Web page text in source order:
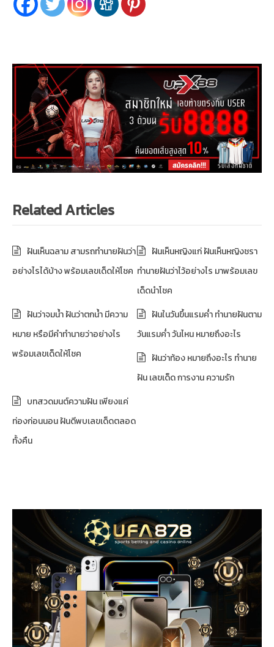
Related Articles
ฝันเห็นฉลาม สามรถทำนายฝันว่า
อย่างไรได้บ้าง พร้อมเลขเด็ดให้โชค
ฝันเห็นหญิงแก่ ฝันเห็นหญิงชรา
ทำนายฝันว่าไว้อย่างไร มาพร้อมเลข
เด็ดนำโชค
ฝันว่าจมน้ำ ฝันว่าตกน้ำ มีความ
หมาย หรือมีคำทำนายว่าอย่างไร
พร้อมเลขเด็ดให้โชค
ฝันในวันขึ้นแรมค่ำ ทำนายฝันตาม
วันแรมค่ำ วันไหน หมายถึงอะไร
ฝันว่าท้อง หมายถึงอะไร ทำนาย
ฝัน เลขเด็ด การงาน ความรัก
บทสวดมนต์ความฝัน เพียงแค่
ท่องก่อนนอน ฝันดีพบเลขเด็ดตลอด
ทั้งคืน